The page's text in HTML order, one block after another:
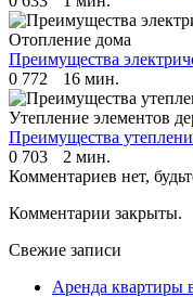
Отопление дома
Преимущества
0 772 16 мин.
Утепление элементов
Преимущества
0 703
2 мин.
Комментариев нет,
Комментарии закрыты.
Свежие записи
Аренда квартиры